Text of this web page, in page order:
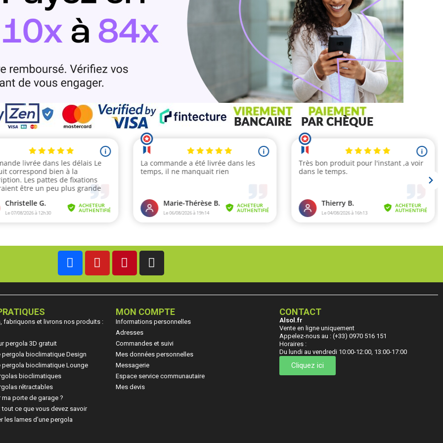
avis)
fabriquons et livrons nos produits :
pergola 3D gratuit
pergola bioclimatique Design
pergola bioclimatique Lounge
bioclimatiques
rétractables
porte de garage ?
tout ce que vous devez savoir
les lames d’une pergola
MON COMPTE
Informations personnelles
Adresses
Commandes et suivi
Mes données personnelles
Messagerie
Espace service communautaire
Mes devis
CONTACT
Alsol.fr
Vente en ligne uniquement
Appelez-nous au : (+33) 0970 516 151
Horaires :
Du lundi au vendredi 10:00-12:00, 13:00-17:00
Cliquez ici